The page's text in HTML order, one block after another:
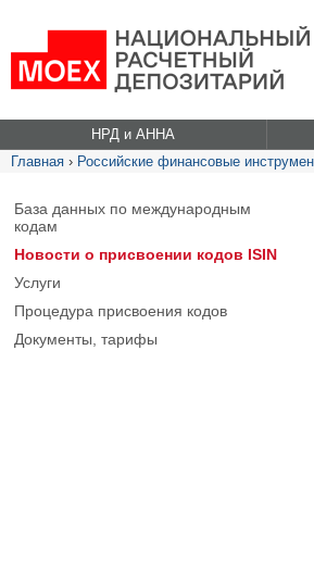
НРД и АННА
Главная › Российские финансовые
База данных по международным
кодам
Новости о присвоении кодов ISIN
Услуги
Процедура присвоения кодов
Документы, тарифы